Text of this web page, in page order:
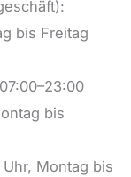
bis Freitag
bis
Montag bis